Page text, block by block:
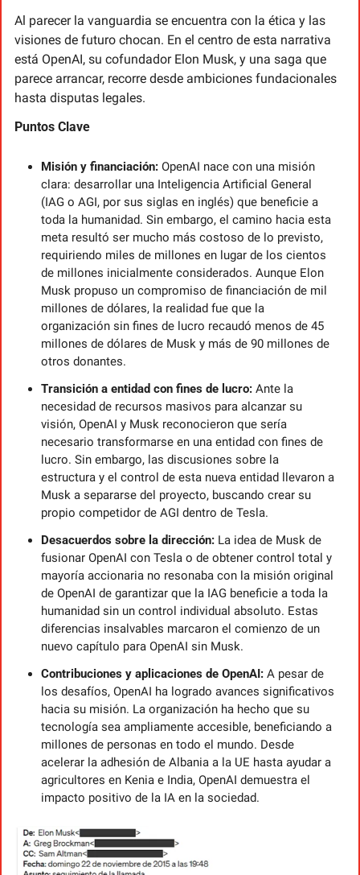
Al parecer la vanguardia se encuentra con la ética y las
visiones de futuro chocan. En el centro de esta narrativa
está OpenAI, su cofundador Elon Musk, y una saga que
parece arrancar, recorre desde ambiciones fundacionales
hasta disputas legales.
Puntos Clave
Misión y financiación: OpenAI nace con una misión
clara: desarrollar una Inteligencia Artificial General
(IAG o AGI, por sus siglas en inglés) que beneficie a
toda la humanidad. Sin embargo, el camino hacia esta
meta resultó ser mucho más costoso de lo previsto,
requiriendo miles de millones en lugar de los cientos
de millones inicialmente considerados. Aunque Elon
Musk propuso un compromiso de financiación de mil
millones de dólares, la realidad fue que la
organización sin fines de lucro recaudó menos de 45
millones de dólares de Musk y más de 90 millones de
otros donantes.
Transición a entidad con fines de lucro: Ante la
necesidad de recursos masivos para alcanzar su
visión, OpenAI y Musk reconocieron que sería
necesario transformarse en una entidad con fines de
lucro. Sin embargo, las discusiones sobre la
estructura y el control de esta nueva entidad llevaron a
Musk a separarse del proyecto, buscando crear su
propio competidor de AGI dentro de Tesla.
Desacuerdos sobre la dirección: La idea de Musk de
fusionar OpenAI con Tesla o de obtener control total y
mayoría accionaria no resonaba con la misión original
de OpenAI de garantizar que la IAG beneficie a toda la
humanidad sin un control individual absoluto. Estas
diferencias insalvables marcaron el comienzo de un
nuevo capítulo para OpenAI sin Musk.
Contribuciones y aplicaciones de OpenAI: A pesar de
los desafíos, OpenAI ha logrado avances significativos
hacia su misión. La organización ha hecho que su
tecnología sea ampliamente accesible, beneficiando a
millones de personas en todo el mundo. Desde
acelerar la adhesión de Albania a la UE hasta ayudar a
agricultores en Kenia e India, OpenAI demuestra el
impacto positivo de la IA en la sociedad.